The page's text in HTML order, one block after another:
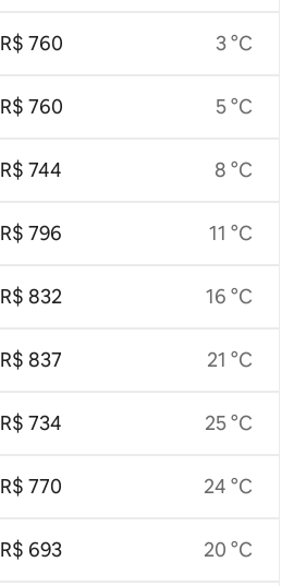
R$ 760
R$ 760
R$ 744
R$ 796
R$ 832
R$ 837
R$ 734
R$ 770
R$ 693
3 °C
5 °C
8 °C
11 °C
16 °C
21 °C
25 °C
24 °C
20 °C